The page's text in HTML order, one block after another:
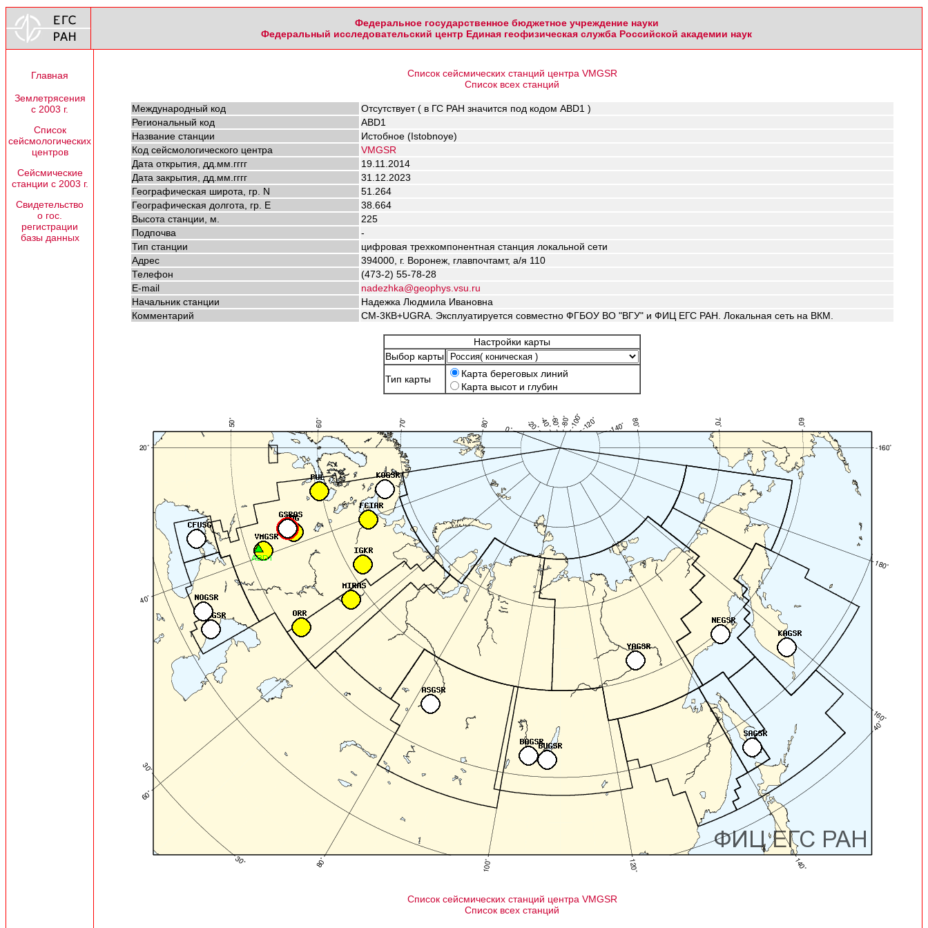
Федеральное государственное бюджетное учреждение науки
Федеральный исследовательский центр Единая геофизическая служба Российской академии наук
Главная
Землетрясения
с 2003 г.
Список
сейсмологических
центров
Сейсмические
станции с 2003 г.
Свидетельство
о гос.
регистрации
базы данных
Список сейсмических станций центра VMGSR
Список всех станций
Международный код
Отсутствует ( в ГС РАН значится под кодом ABD1 )
Региональный код
ABD1
Название станции
Истобное (Istobnoye)
Код сейсмологического центра
VMGSR
Дата открытия, дд.мм.гггг
19.11.2014
Дата закрытия, дд.мм.гггг
31.12.2023
Географическая широта, гр. N
51.264
Географическая долгота, гр. E
38.664
Высота станции, м.
225
Подпочва
-
Тип станции
цифровая трехкомпонентная станция локальной сети
Адрес
394000, г. Воронеж, главпочтамт, а/я 110
Телефон
(473-2) 55-78-28
E-mail
nadezhka@geophys.vsu.ru
Начальник станции
Надежка Людмила Ивановна
Комментарий
CM-3КВ+UGRA. Эксплуатируется совместно ФГБОУ ВО "ВГУ" и ФИЦ ЕГС РАН. Локальная сеть на ВКМ.
Настройки карты
Выбор карты
Тип карты
Карта береговых линий
Карта высот и глубин
Список сейсмических станций центра VMGSR
Список всех станций